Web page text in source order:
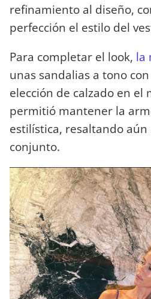
refinamiento al diseño,
perfección el estilo del
Para completar el look, la
unas sandalias a tono
elección de calzado en el
permitió mantener la
estilística, resaltando
conjunto.